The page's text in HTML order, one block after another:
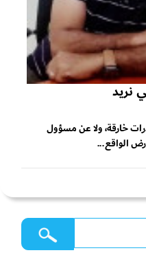
نريد
خارقة، ولا عن مسؤول
الواقع...